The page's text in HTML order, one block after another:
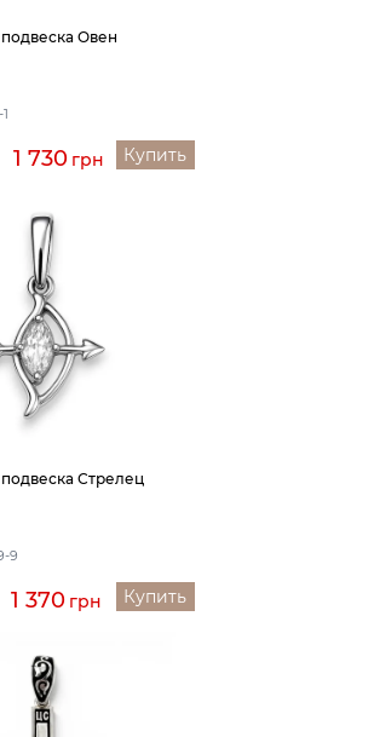
Овен
1 730 грн Купить
Стрелец
9
1 370 грн Купить